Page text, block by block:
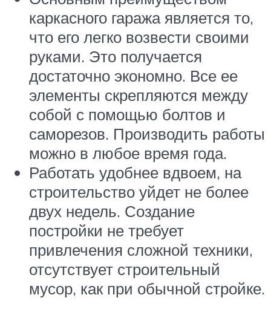
каркасного гаража является то,
что его легко возвести своими
руками. Это получается
достаточно экономно. Все ее
элементы скрепляются между
собой с помощью болтов и
саморезов. Производить работы
можно в любое время года.
Работать удобнее вдвоем, на
строительство уйдет не более
двух недель. Создание
постройки не требует
привлечения сложной техники,
отсутствует строительный
мусор, как при обычной стройке.